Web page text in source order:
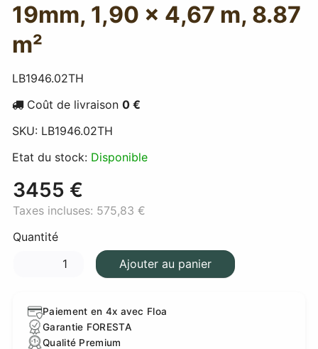
19mm, 1,90 x 4,67 m, 8.87
m²
LB1946.02TH
Coût de livraison 0 €
SKU: LB1946.02TH
Etat du stock: Disponible
3455 €
Taxes incluses: 575,83 €
Quantité
Ajouter au panier
Paiement en 4x avec Floa
Garantie FORESTA
Qualité Premium